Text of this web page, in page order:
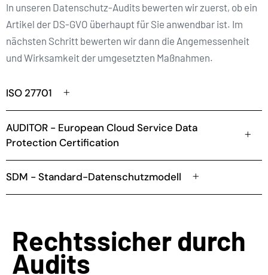
In unseren Datenschutz-Audits bewerten wir zuerst, ob ein
Artikel der DS-GVO überhaupt für Sie anwendbar ist. Im
nächsten Schritt bewerten wir dann die Angemessenheit
und Wirksamkeit der umgesetzten Maßnahmen.
ISO 27701
AUDITOR - European Cloud Service Data
Protection Certification
SDM - Standard-Datenschutzmodell
Rechtssicher durch
Audits